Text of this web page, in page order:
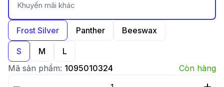
Khuyến mãi khác
Frost Silver Panther Beeswax
S M
L
Mã sản phẩm: 1095010324 Còn hàng